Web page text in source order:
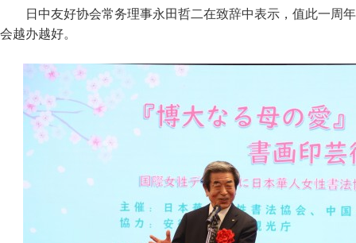
日中友好协会常务理事永田哲二在致辞中表示，值此一周
会越办越好。